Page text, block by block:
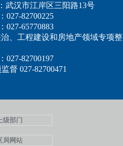
汉市江岸区三阳路13号
027-82700225
027-65770883
、工程建设和房地产领域专项整
027-82700197
督 027-82700471
上级部门
局网站